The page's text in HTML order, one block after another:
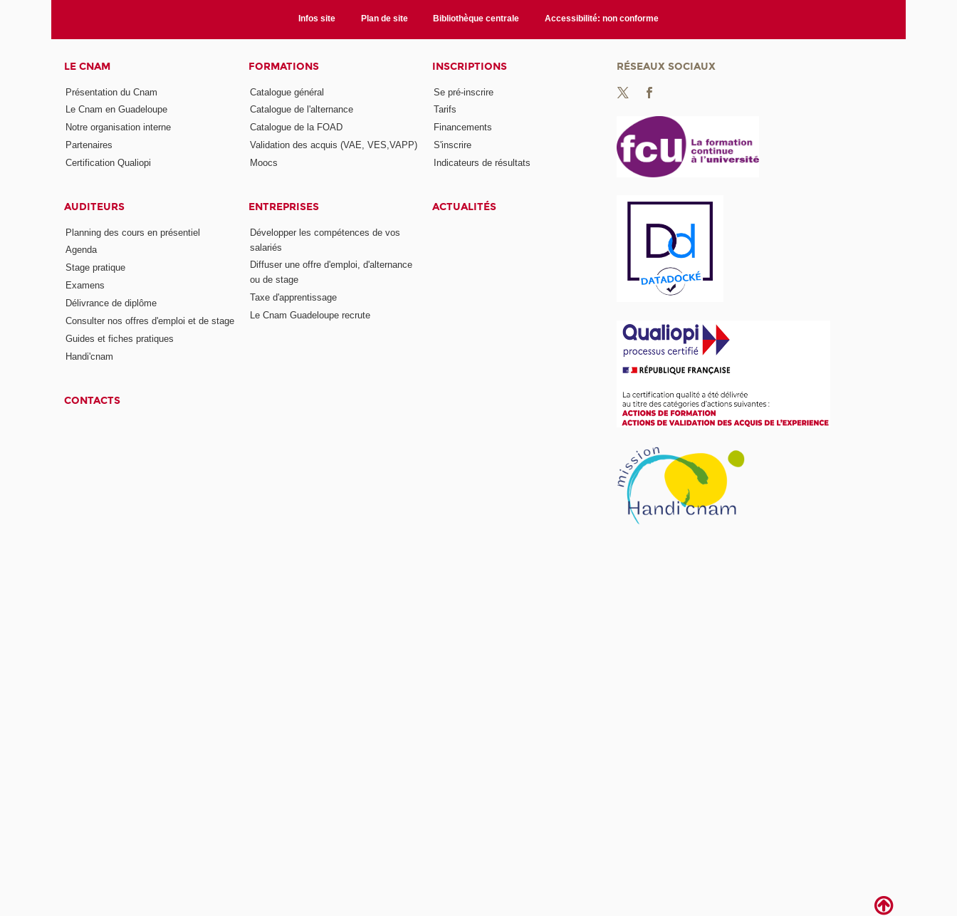
Infos site Plan de site Bibliothèque centrale Accessibilité: non conforme
LE CNAM
Présentation du Cnam
Le Cnam en Guadeloupe
Notre organisation interne
Partenaires
Certification Qualiopi
FORMATIONS
Catalogue général
Catalogue de l'alternance
Catalogue de la FOAD
Validation des acquis (VAE, VES,VAPP)
Moocs
INSCRIPTIONS
Se pré-inscrire
Tarifs
Financements
S'inscrire
Indicateurs de résultats
AUDITEURS
Planning des cours en présentiel
Agenda
Stage pratique
Examens
Délivrance de diplôme
Consulter nos offres d'emploi et de stage
Guides et fiches pratiques
Handi'cnam
ENTREPRISES
Développer les compétences de vos
salariés
Diffuser une offre d'emploi, d'alternance
ou de stage
Taxe d'apprentissage
Le Cnam Guadeloupe recrute
ACTUALITÉS
CONTACTS
RÉSEAUX SOCIAUX